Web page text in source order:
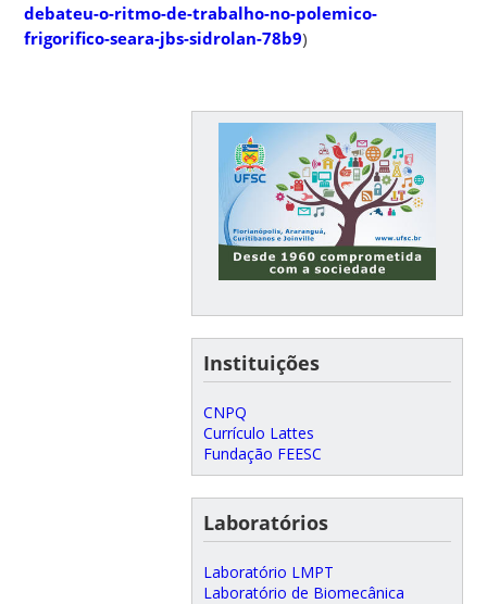
debateu-o-ritmo-de-trabalho-no-polemico-
frigorifico-seara-jbs-sidrolan-78b9)
Instituições
CNPQ
Currículo Lattes
Fundação FEESC
Laboratórios
Laboratório LMPT
Laboratório de Biomecânica